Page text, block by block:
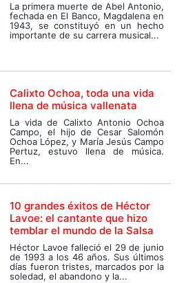
La primera muerte de Abel Antonio,
fechada en El Banco, Magdalena en
1943, se constituyó en un hecho
importante de su carrera musical...
Calixto Ochoa, toda una vida
llena de música vallenata
La vida de Calixto Antonio Ochoa
Campo, el hijo de Cesar Salomón
Ochoa López, y María Jesús Campo
Pertuz, estuvo llena de música.
En...
10 grandes éxitos de Héctor
Lavoe: el cantante que hizo
temblar el mundo de la Salsa
Héctor Lavoe falleció el 29 de junio
de 1993 a los 46 años. Sus últimos
días fueron tristes, marcados por la
soledad, el abandono y la...